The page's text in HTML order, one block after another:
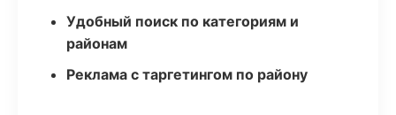
Удобный поиск по категориям и
районам
Реклама с таргетингом по району